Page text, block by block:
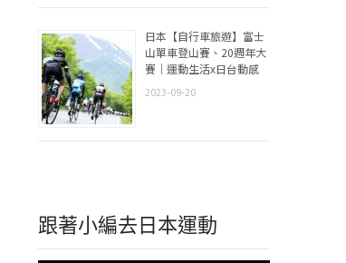
日本【自行車旅遊】富士
山單車登山賽、20週年大
賽｜運動生活x日台動感
2023-09-20
跟著小編去日本運動